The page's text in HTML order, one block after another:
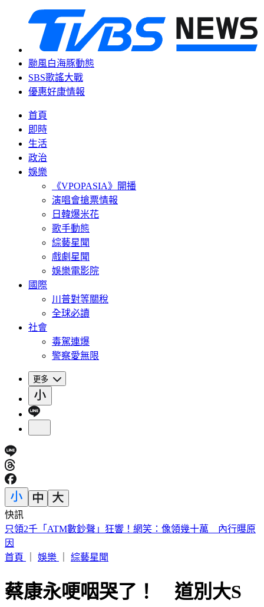
颱風白海豚動態
SBS歌謠大戰
優惠好康情報
首頁
即時
生活
政治
娛樂
《VPOPASIA》開播
演唱會搶票情報
日韓爆米花
歌手動態
綜藝星聞
戲劇星聞
娛樂電影院
國際
川普對等關稅
全球必讀
社會
毒駕連爆
警察愛無限
更多
快訊
富婆砸錢當女主「強加60場吻戲」 男星崩潰發聲：往我嘴裡
伸舌頭
首頁
娛樂 綜藝星聞
蔡康永哽咽哭了！ 道別大S